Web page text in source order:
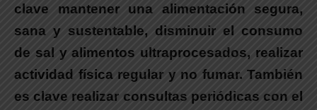
clave mantener una alimentación segura,
sana y sustentable, disminuir el consumo
de sal y alimentos ultraprocesados, realizar
actividad física regular y no fumar. También
es clave realizar consultas periódicas con el